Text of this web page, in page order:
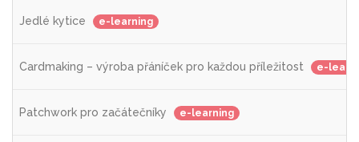
Jedlé kytice e-learning
Cardmaking – výroba přáníček pro každou příležitost e-
Patchwork pro začátečníky e-learning